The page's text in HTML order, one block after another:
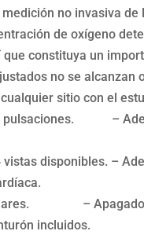
no invasiva
de oxígeno
constituya un
no se alcanzan
sitio con el
pulsaciones. –
dolor. – De
–
pulmonares. –
incluidos.